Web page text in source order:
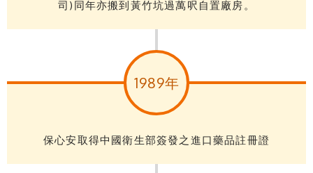
司)同年亦搬到黃竹坑過萬呎自置廠房。
1989年
保心安取得中國衛生部簽發之進口藥品註冊證